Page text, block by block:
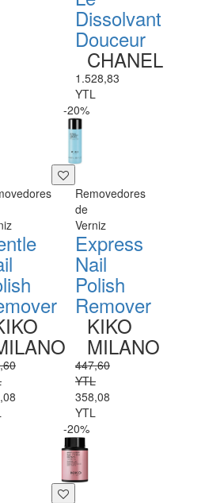
Dissolvant
Douceur
CHANEL
1.528,83
YTL
-20%
Removedores
de
Verniz
Express
Nail
Polish
Remover
KIKO
MILANO
447,60
YTL
358,08
YTL
-20%